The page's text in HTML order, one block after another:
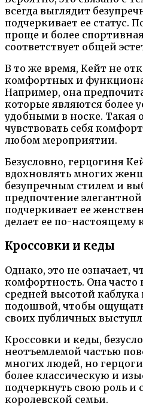
всегда выглядит
подчеркивает ее статус.
проще и более
соответствует общей
В то же время, Кейт не
комфортных и
Например, она
которые являются более
удобными в носке. Такая
чувствовать себя
любом мероприятии.
Безусловно, герцогиня
вдохновлять многих
безупречным стилем и
предпочтение
подчеркивает ее
делает ее по-настоящему
Кроссовки и кеды
Однако, это не означает,
комфортность. Она часто
средней высотой каблука
подошвой, чтобы
своих публичных
Кроссовки и кеды,
неотъемлемой частью
многих людей, но
более классическую и
подчеркнуть свою роль и
королевской семьи.